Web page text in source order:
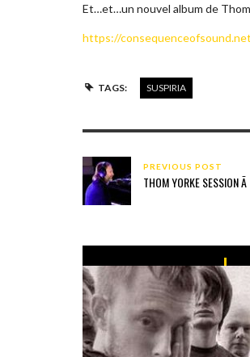
Et…et…un nouvel album de
https://
TAGS: SUSPIRIA
PREVIOUS POST
THOM YORKE SESSION